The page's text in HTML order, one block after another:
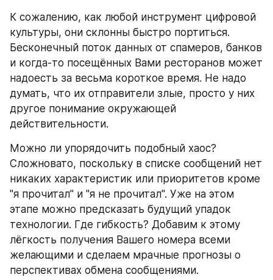
К сожалению, как любой инструмент цифровой
культуры, они склонны быстро портиться.
Бесконечный поток данных от спамеров, банков
и когда-то посещённых Вами ресторанов может
надоесть за весьма короткое время. Не надо
думать, что их отправители злые, просто у них
другое понимание окружающей
действительности.
Можно ли упорядочить подобный хаос?
Сложновато, поскольку в списке сообщений нет
никаких характеристик или приоритетов кроме
"я прочитал" и "я не прочитал". Уже на этом
этапе можно предсказать будущий упадок
технологии. Где гибкость? Добавим к этому
лёгкость получения Вашего номера всеми
желающими и сделаем мрачные прогнозы о
перспективах обмена сообщениями.